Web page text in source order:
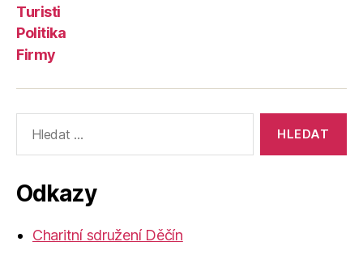
Turisti
Politika
Firmy
vyhledávání:
Odkazy
Charitní sdružení Děčín